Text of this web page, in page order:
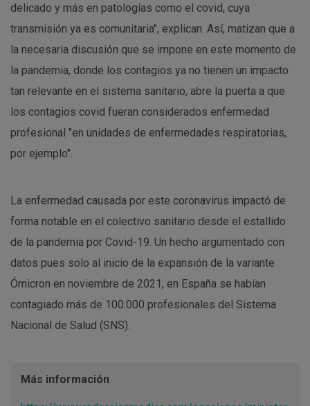
delicado y más en patologías como el covid, cuya
transmisión ya es comunitaria", explican. Así, matizan que a
la necesaria discusión que se impone en este momento de
la pandemia, donde los contagios ya no tienen un impacto
tan relevante en el sistema sanitario, abre la puerta a que
los contagios covid fueran considerados enfermedad
profesional "en unidades de enfermedades respiratorias,
por ejemplo".
La enfermedad causada por este coronavirus impactó de
forma notable en el colectivo sanitario desde el estallido
de la pandemia por Covid-19. Un hecho argumentado con
datos pues solo al inicio de la expansión de la variante
Ómicron en noviembre de 2021, en España se habían
contagiado más de 100.000 profesionales del Sistema
Nacional de Salud (SNS).
Más información